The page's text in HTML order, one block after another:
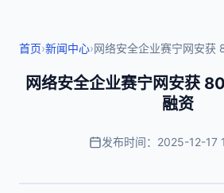
首页›新闻中心›网络安全企业赛宁网安获
网络安全企业赛宁网安获
融资
发布时间：2025-12-17